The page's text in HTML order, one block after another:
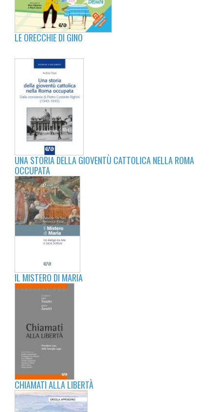
LE ORECCHIE DI GINO
UNA STORIA DELLA GIOVENTÙ CATTOLICA NELLA ROMA
OCCUPATA
IL MISTERO DI MARIA
CHIAMATI ALLA LIBERTÀ